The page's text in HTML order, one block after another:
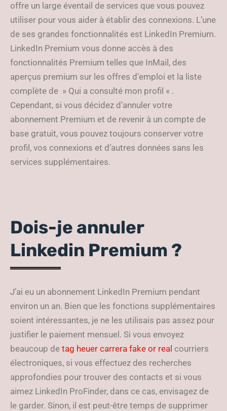
offre un large éventail de services que vous pouvez
utiliser pour vous aider à établir des connexions. L’une
de ses grandes fonctionnalités est LinkedIn Premium.
LinkedIn Premium vous donne accès à des
fonctionnalités Premium telles que InMail, des
aperçus premium sur les offres d’emploi et la liste
complète de » Qui a consulté mon profil « .
Cependant, si vous décidez d’annuler votre
abonnement Premium et de revenir à un compte de
base gratuit, vous pouvez toujours conserver votre
profil, vos connexions et d’autres données sans les
services supplémentaires.
Dois-je annuler
Linkedin Premium ?
J’ai eu un abonnement LinkedIn Premium pendant
environ un an. Bien que les fonctions supplémentaires
soient intéressantes, je ne les utilisais pas assez pour
justifier le paiement mensuel. Si vous envoyez
beaucoup de tag heuer carrera fake or real courriers
électroniques, si vous effectuez des recherches
approfondies pour trouver des contacts et si vous
aimez LinkedIn ProFinder, dans ce cas, envisagez de
le garder. Sinon, il est peut-être temps de supprimer